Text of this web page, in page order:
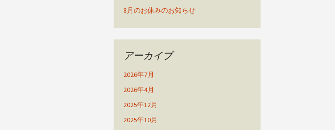
8月のお休みのお知らせ
アーカイブ
2026年7月
2026年4月
2025年12月
2025年10月